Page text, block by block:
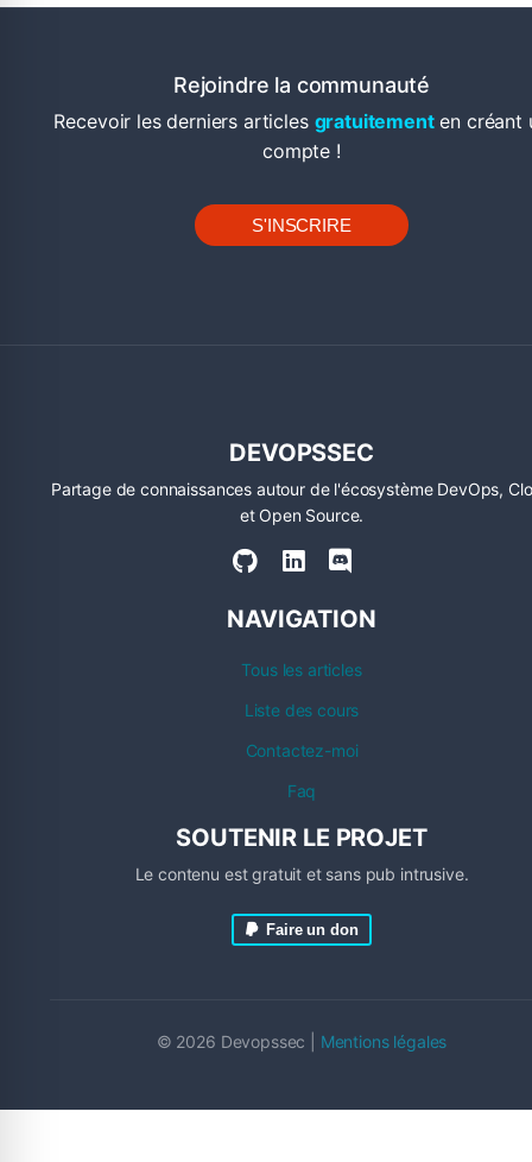
Rejoindre la communauté
Recevoir les derniers articles gratuitementen créant
compte !
S'INSCRIRE
DEVOPSSEC
Partage de connaissances autour de l'écosystème DevOps,
et Open Source.
NAVIGATION
Tous les articles
Liste des cours
Contactez-moi
Faq
SOUTENIR LE PROJET
Le contenu est gratuit et sans pub intrusive.
Faire un don
© 2026 Devopssec | Mentions légales